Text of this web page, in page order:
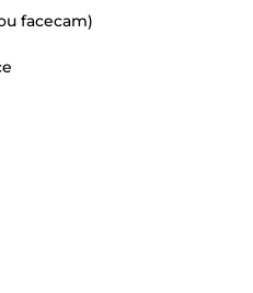
facecam)